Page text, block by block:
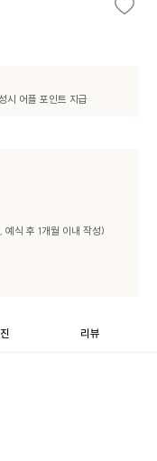
시 어플 포인트 지급
식 후 1개월 이내 작성)
리뷰